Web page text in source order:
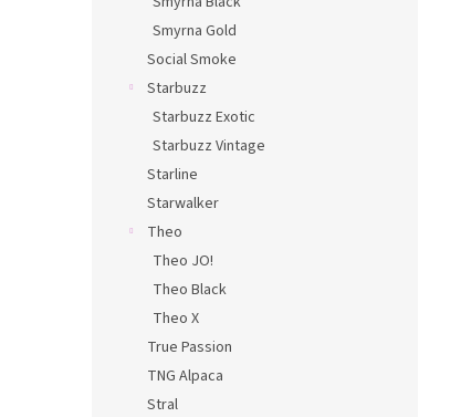
Smyrna Gold
Social Smoke
Starbuzz
Starbuzz Exotic
Starbuzz Vintage
Starline
Starwalker
Theo
Theo JO!
Theo Black
Theo X
True Passion
TNG Alpaca
Stral